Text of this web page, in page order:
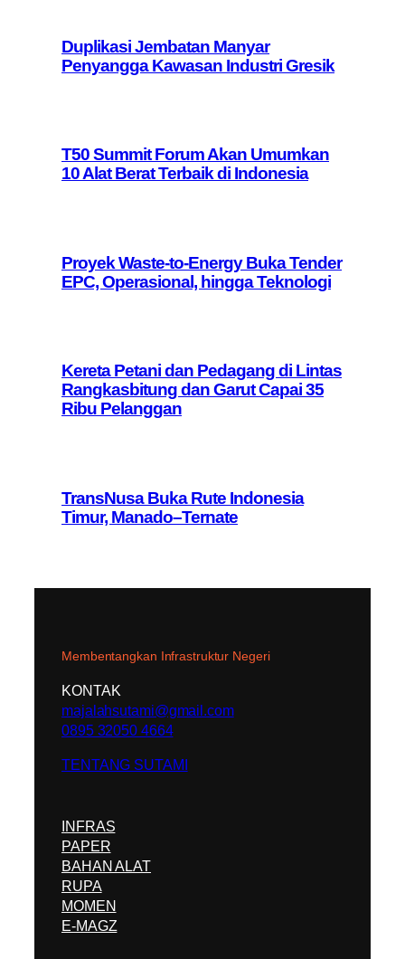
Duplikasi Jembatan Manyar
Penyangga Kawasan Industri Gresik
T50 Summit Forum Akan Umumkan
10 Alat Berat Terbaik di Indonesia
Proyek Waste-to-Energy Buka Tender
EPC, Operasional, hingga Teknologi
Kereta Petani dan Pedagang di Lintas
Rangkasbitung dan Garut Capai 35
Ribu Pelanggan
TransNusa Buka Rute Indonesia
Timur, Manado–Ternate
Membentangkan Infrastruktur Negeri
KONTAK
majalahsutami@gmail.com
0895 32050 4664
TENTANG SUTAMI
INFRAS
PAPER
BAHAN ALAT
RUPA
MOMEN
E-MAGZ